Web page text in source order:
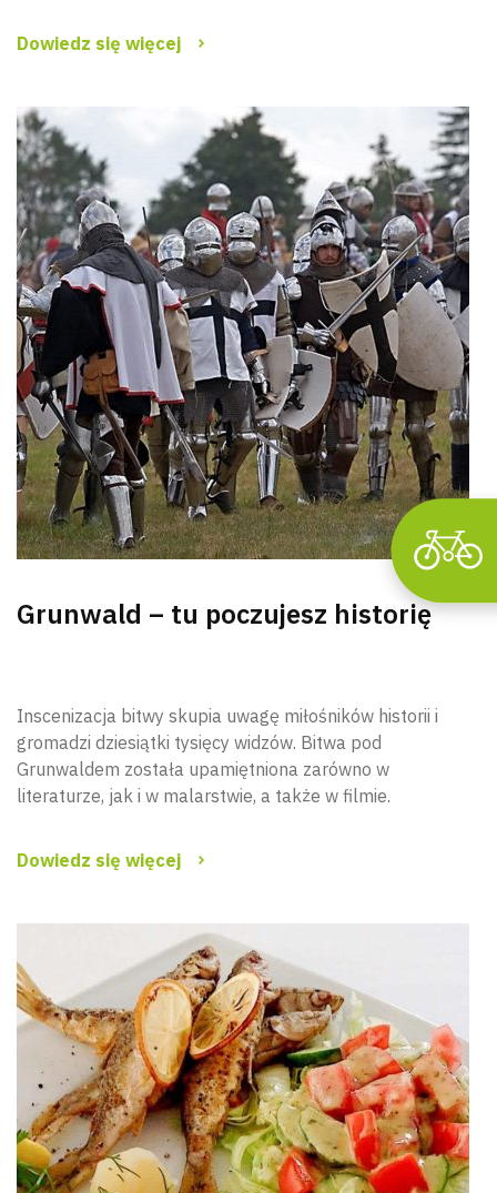
Dowiedz się więcej
Grunwald – tu poczujesz historię
Inscenizacja bitwy skupia uwagę miłośników historii i
gromadzi dziesiątki tysięcy widzów. Bitwa pod
Grunwaldem została upamiętniona zarówno w
literaturze, jak i w malarstwie, a także w filmie.
Dowiedz się więcej